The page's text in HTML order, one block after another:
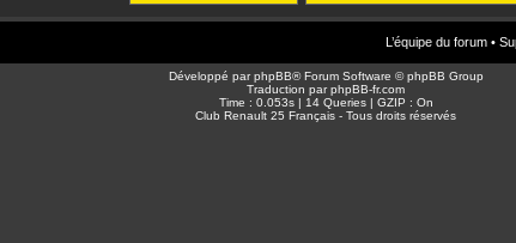
L’équipe du forum •
Développé parphpBB® Forum Software © phpBB Group
Traduction parphpBB-fr.com
Time : 0.053s | 14 Queries | GZIP : On
Club Renault 25 Français - Tous droits réservés